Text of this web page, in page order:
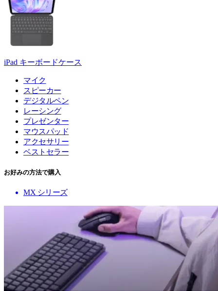
iPad キーボードケース
マイク
スピーカー
デジタルペン
レーシング
プレゼンター
マウスパッド
アクセサリー
ベストセラー
お好みの方法で購入
MX シリーズ